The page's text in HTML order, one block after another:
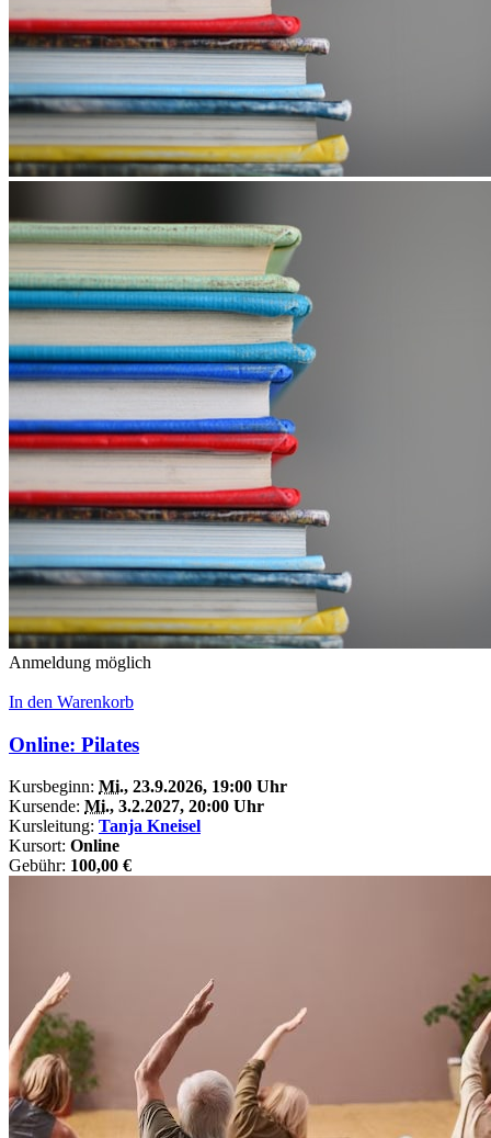
Anmeldung möglich
In den Warenkorb
Online: Pilates
Kursbeginn: Mi., 23.9.2026, 19:00 Uhr
Kursende: Mi., 3.2.2027, 20:00 Uhr
Kursleitung: Tanja Kneisel
Kursort: Online
Gebühr: 100,00 €